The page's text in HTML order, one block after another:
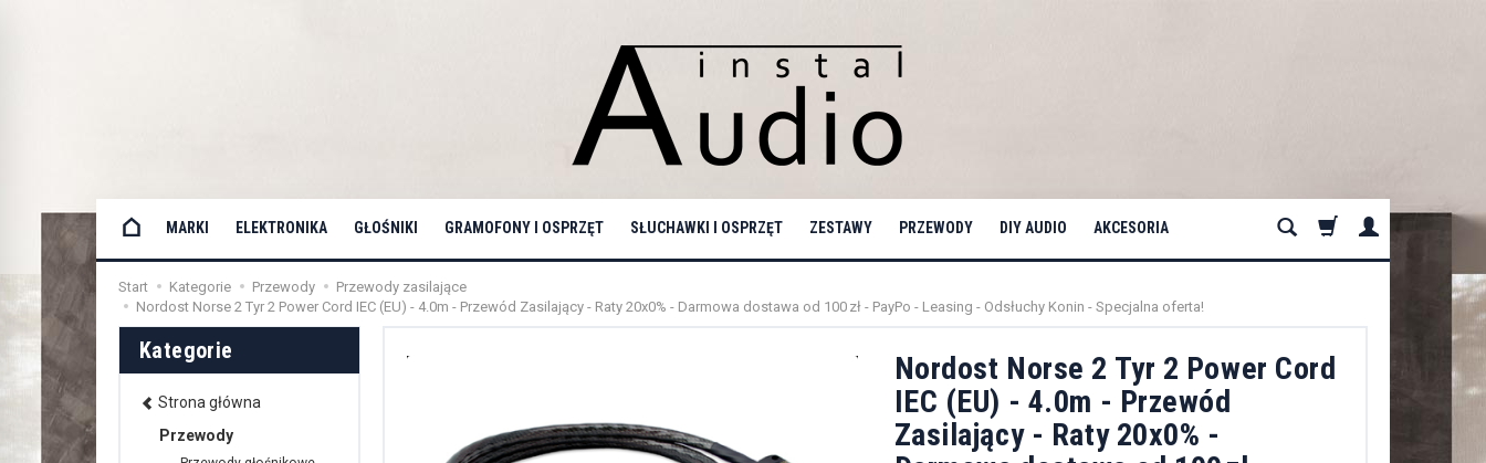
MARKI ELEKTRONIKA GŁOŚNIKI GRAMOFONY I OSPRZĘT SŁUCHAWKI I OSPRZĘT ZESTAWY PRZEWODY DIY AUDIO AKCESORIA
Start Kategorie Przewody
Przewody zasilające
Nordost Norse 2 Tyr 2 Power Cord IEC (EU) - 4.0m - Przewód Zasilający - Raty 20x0% - Darmowa dostawa od 100 zł - PayPo - Leasing - Odsłuchy Konin - Specjalna oferta!
Nordost Norse 2 Tyr 2 Power Cord
IEC (EU) - 4.0m - Przewód
Zasilający - Raty 20x0% -
Kategorie
Strona główna
Przewody